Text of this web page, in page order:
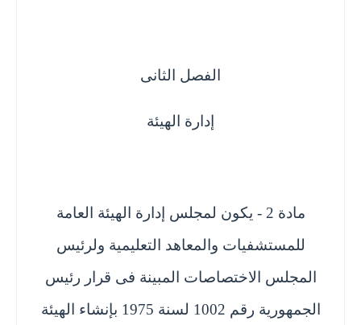
الفصل الثانى
إدارة الهيئة
مادة 2 - يكون لمجلس إدارة الهيئة العامة
للمستشفيات والمعاهد التعليمية ولرئيس
المجلس الاختصاصات المبينة فى قرار رئيس
الجمهورية رقم 1002 لسنة 1975 بإنشاء الهيئة